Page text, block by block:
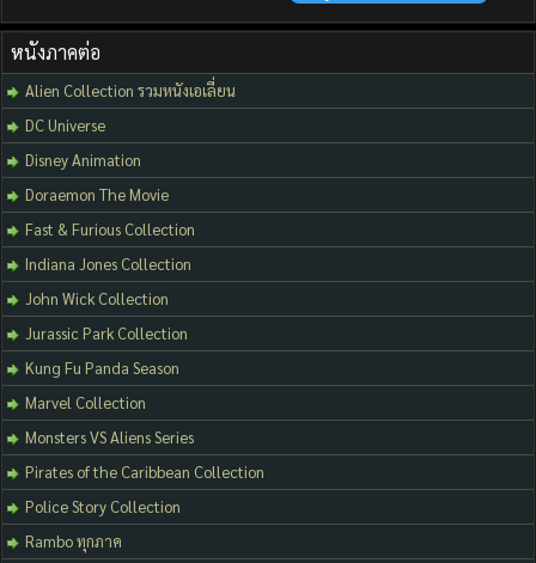
หนังภาคต่อ
Alien Collection รวมหนังเอเลี่ยน
DC Universe
Disney Animation
Doraemon The Movie
Fast & Furious Collection
Indiana Jones Collection
John Wick Collection
Jurassic Park Collection
Kung Fu Panda Season
Marvel Collection
Monsters VS Aliens Series
Pirates of the Caribbean Collection
Police Story Collection
Rambo ทุกภาค